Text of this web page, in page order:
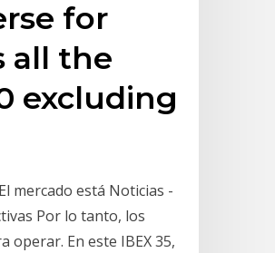
for
all the
excluding
mercado está Noticias -
Por lo tanto, los
En este IBEX 35,